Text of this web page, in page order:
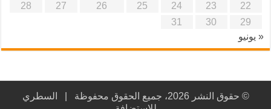
22
23
24
25
26
27
28
29
30
31
« يونيو
© حقوق النشر 2026، جميع الحقوق محفوظة |
السطري